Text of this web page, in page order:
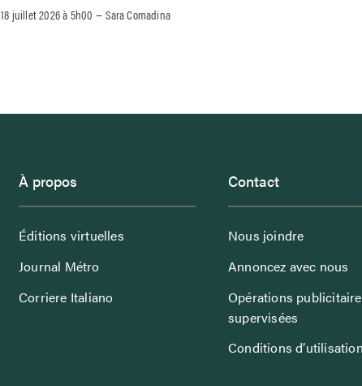
18 juillet 2026 à 5h00 –Sara Comadina
À propos
Éditions virtuelles
Journal Métro
Corriere Italiano
Contact
Nous joindre
Annoncez avec nous
Opérations
supervisées
Conditions d’utilisation